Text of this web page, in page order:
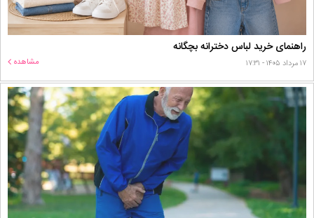
راهنمای خرید لباس دخترانه بچگانه
۱۷ مرداد ۱۴۰۵ - ۱۷:۳۱ مشاهده